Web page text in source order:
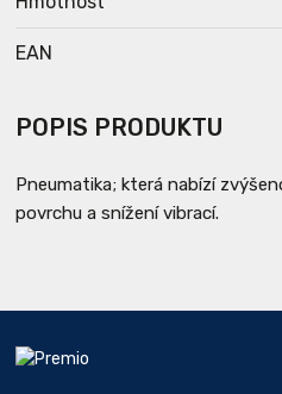
EAN
POPIS PRODUKTU
Pneumatika; která nabízí
povrchu a snížení vibrací.